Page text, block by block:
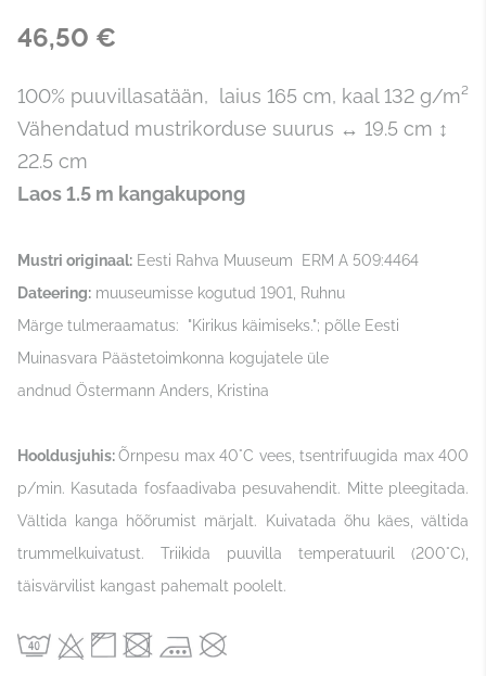
46,50 €
100% puuvillasatään, laius 165 cm, kaal 132 g/m²
Vähendatud mustrikorduse suurus ↔ 19.5 cm ↕
22.5 cm
Laos 1.5 m kangakupong
Mustri originaal: Eesti Rahva Muuseum ERM A 509:4464
Dateering: muuseumisse kogutud 1901, Ruhnu
Märge tulmeraamatus: "Kirikus käimiseks."; põlle Eesti
Muinasvara Päästetoimkonna kogujatele üle
andnud Östermann Anders, Kristina
Hooldusjuhis:Õrnpesu max 40°C vees, tsentrifuugida max 400
p/min. Kasutada fosfaadivaba pesuvahendit. Mitte pleegitada.
Vältida kanga hõõrumist märjalt. Kuivatada õhu käes, vältida
trummelkuivatust. Triikida puuvilla temperatuuril (200°C),
täisvärvilist kangast pahemalt poolelt.